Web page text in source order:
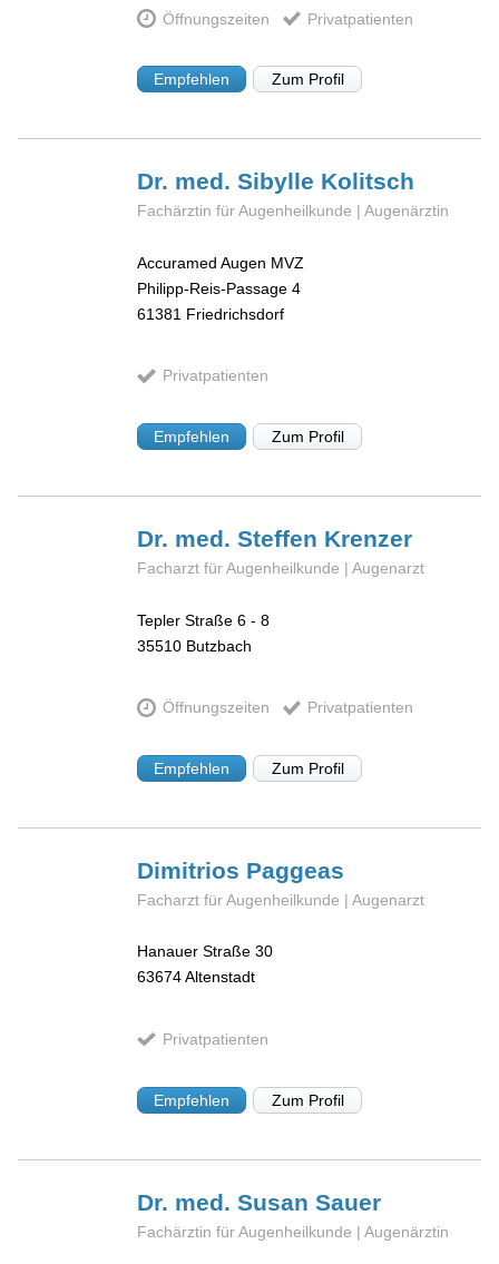
Öffnungszeiten Privatpatienten
Empfehlen Zum Profil
Dr. med. Sibylle Kolitsch
Fachärztin für Augenheilkunde | Augenärztin
Accuramed Augen MVZ
Philipp-Reis-Passage 4
61381 Friedrichsdorf
Privatpatienten
Empfehlen Zum Profil
Dr. med. Steffen Krenzer
Facharzt für Augenheilkunde | Augenarzt
Tepler Straße 6 - 8
35510 Butzbach
Öffnungszeiten Privatpatienten
Empfehlen Zum Profil
Dimitrios Paggeas
Facharzt für Augenheilkunde | Augenarzt
Hanauer Straße 30
63674Altenstadt
Privatpatienten
Empfehlen Zum Profil
Dr. med. SusanSauer
Fachärztin für Augenheilkunde | Augenärztin